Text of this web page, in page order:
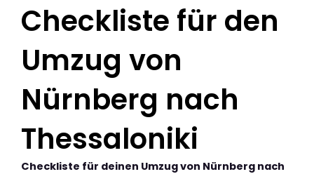
Checkliste für den
Umzug von
Nürnberg nach
Thessaloniki
Checkliste für deinen Umzug von Nürnberg nach